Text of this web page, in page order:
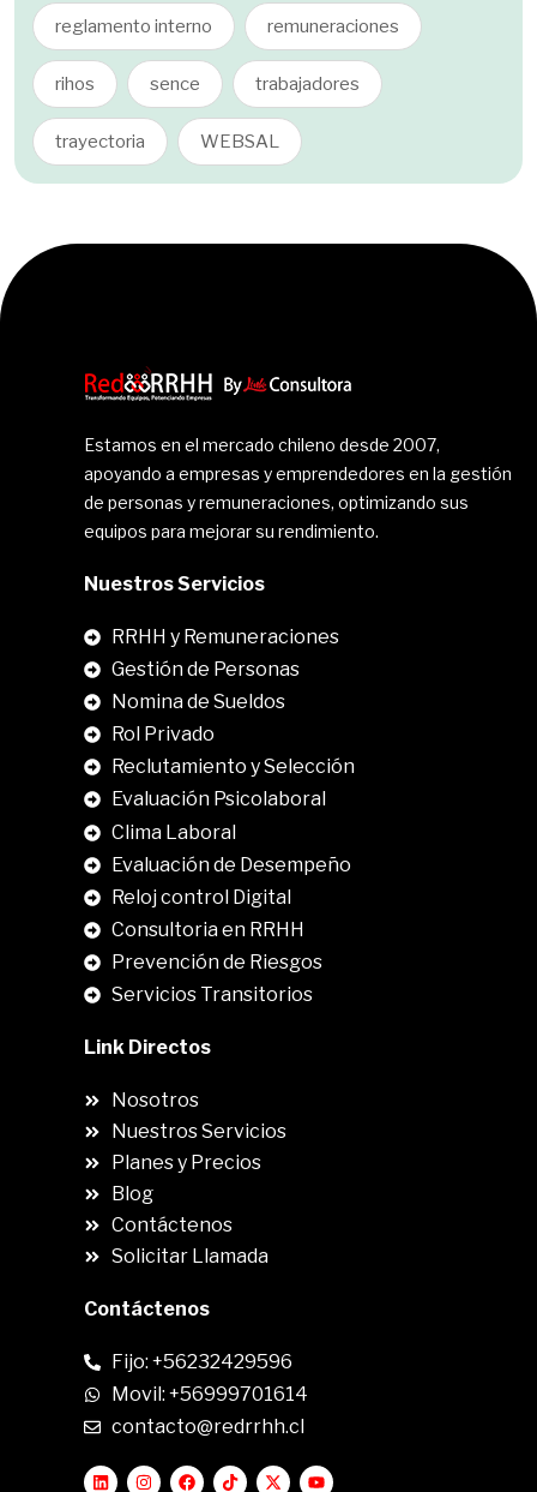
reglamento interno remuneraciones
rihos sence trabajadores
trayectoria WEBSAL
Estamos en el mercado chileno desde 2007,
apoyando a empresas y emprendedores en la gestión
de personas y remuneraciones, optimizando sus
equipos para mejorar su rendimiento.
Nuestros Servicios
RRHH y Remuneraciones
Gestión de Personas
Nomina de Sueldos
Rol Privado
Reclutamiento y Selección
Evaluación Psicolaboral
Clima Laboral
Evaluación de Desempeño
Reloj control Digital
Consultoria en RRHH
Prevención de Riesgos
Servicios Transitorios
Link Directos
Nosotros
Nuestros Servicios
Planes y Precios
Blog
Contáctenos
Solicitar Llamada
Contáctenos
Fijo: +56232429596
Movil: +56999701614
contacto@redrrhh.cl